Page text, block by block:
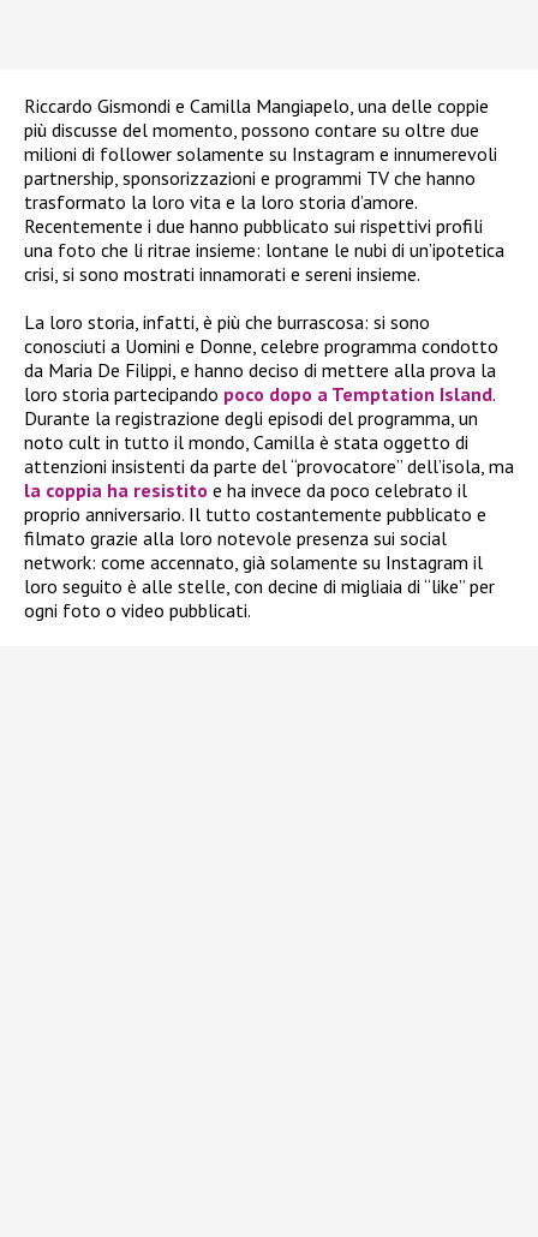
Riccardo Gismondi e Camilla Mangiapelo, una delle coppie
più discusse del momento, possono contare su oltre due
milioni di follower solamente su Instagram e innumerevoli
partnership, sponsorizzazioni e programmi TV che hanno
trasformato la loro vita e la loro storia d’amore.
Recentemente i due hanno pubblicato sui rispettivi profili
una foto che li ritrae insieme: lontane le nubi di un’ipotetica
crisi, si sono mostrati innamorati e sereni insieme.
La loro storia, infatti, è più che burrascosa: si sono
conosciuti a Uomini e Donne, celebre programma condotto
da Maria De Filippi, e hanno deciso di mettere alla prova la
loro storia partecipando poco dopo a Temptation Island.
Durante la registrazione degli episodi del programma, un
noto cult in tutto il mondo, Camilla è stata oggetto di
attenzioni insistenti da parte del “provocatore” dell’isola, ma
la coppia ha resistito e ha invece da poco celebrato il
proprio anniversario. Il tutto costantemente pubblicato e
filmato grazie alla loro notevole presenza sui social
network: come accennato, già solamente su Instagram il
loro seguito è alle stelle, con decine di migliaia di “like” per
ogni foto o video pubblicati.